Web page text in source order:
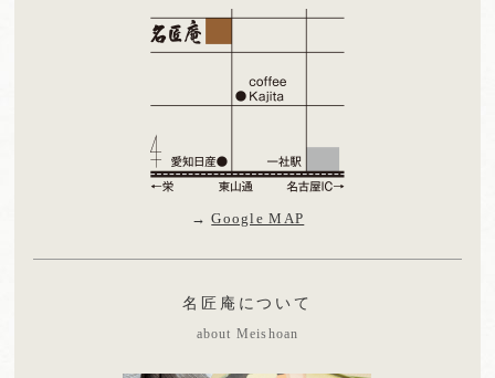
→Google MAP
名匠庵について
about Meishoan